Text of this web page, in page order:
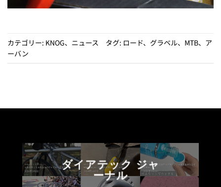
カテゴリー: KNOG、 ニュース タグ: ロード、 グラベル、 MTB、 ア
ーバン
ダイアテック ジャ
ーナル